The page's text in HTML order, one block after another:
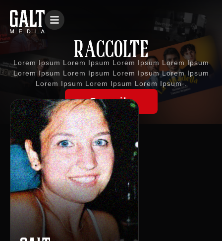
RACCOLTE
Lorem Ipsum Lorem Ipsum Lorem Ipsum Lorem Ipsum
Lorem Ipsum Lorem Ipsum Lorem Ipsum Lorem Ipsum
Lorem Ipsum Lorem Ipsum Lorem Ipsum .
Scoprile